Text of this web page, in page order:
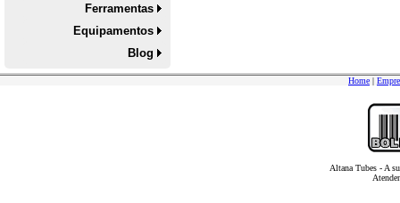
Ferramentas
Equipamentos
Blog
Home |
Altana Tubes - A